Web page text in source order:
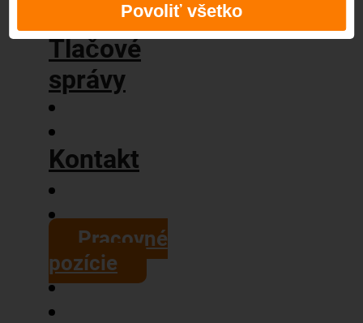
Tlačové
správy
Kontakt
Pracovné
pozície
Povoliť všetko